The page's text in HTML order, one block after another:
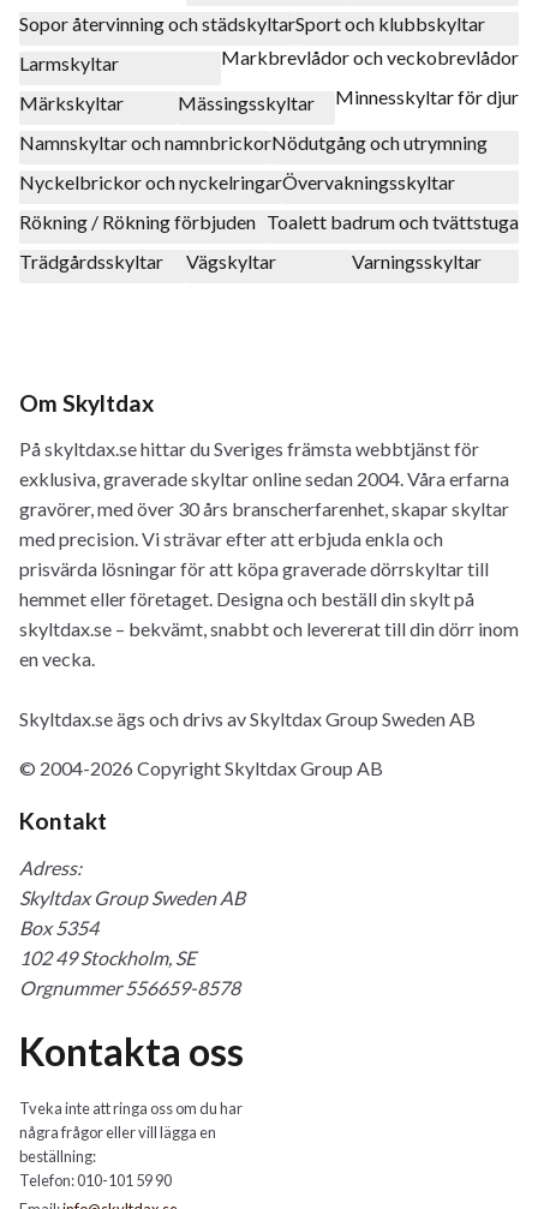
Sopor återvinning och städskyltarSport och klubbskyltar
Larmskyltar
Markbrevlådor och veckobrevlådor
Märkskyltar
Mässingsskyltar
Minnesskyltar för djur
Namnskyltar och namnbrickorNödutgång och utrymning
Nyckelbrickor och nyckelringarÖvervakningsskyltar
Rökning / Rökning förbjuden Toalett badrum och tvättstuga
Trädgårdsskyltar
Vägskyltar Varningsskyltar
Om Skyltdax
På skyltdax.se hittar du Sveriges främsta webbtjänst för
exklusiva, graverade skyltar online sedan 2004. Våra erfarna
gravörer, med över 30 års branscherfarenhet, skapar skyltar
med precision. Vi strävar efter att erbjuda enkla och
prisvärda lösningar för att köpa graverade dörrskyltar till
hemmet eller företaget. Designa och beställ din skylt på
skyltdax.se – bekvämt, snabbt och levererat till din dörr inom
en vecka.
Skyltdax.se ägs och drivs av Skyltdax Group Sweden AB
© 2004-2026 Copyright Skyltdax Group AB
Kontakt
Adress:
Skyltdax Group Sweden AB
Box 5354
102 49 Stockholm, SE
Orgnummer 556659-8578
Kontakta oss
Tveka inte att ringa oss om du har
några frågor eller vill lägga en
beställning:
Telefon: 010-101 59 90